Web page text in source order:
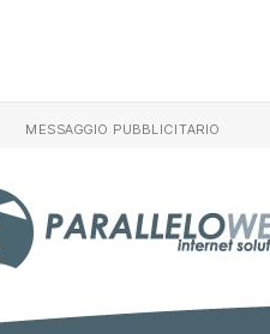
MESSAGGIO PUBBLICITARIO